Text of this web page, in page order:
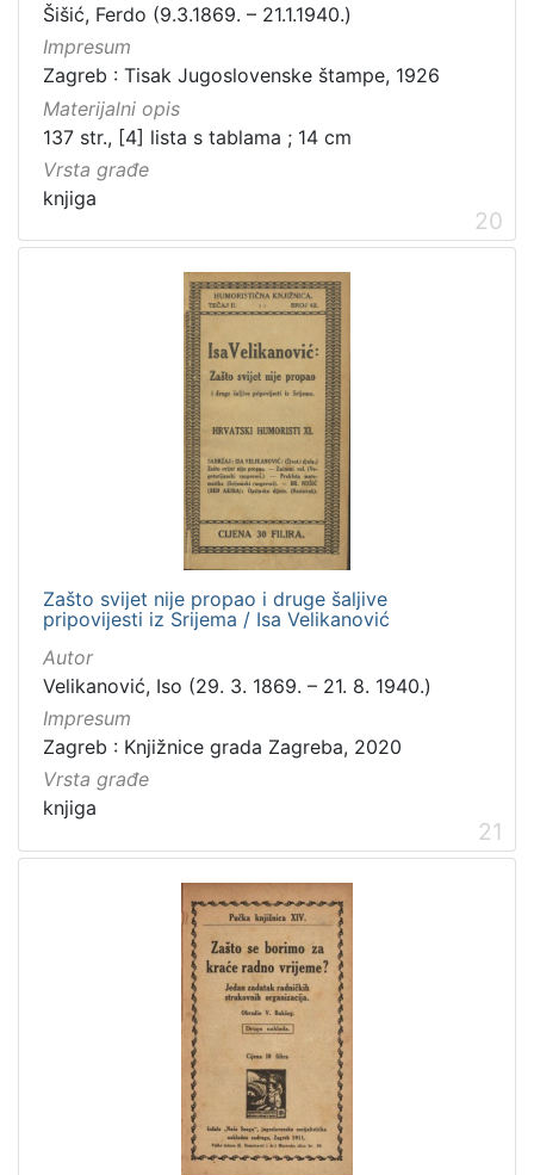
Šišić, Ferdo (9.3.1869. – 21.1.1940.)
Impresum
Zagreb : Tisak Jugoslovenske štampe, 1926
Materijalni opis
137 str., [4] lista s tablama ; 14 cm
Vrsta građe
knjiga
20
Zašto svijet nije propao i druge šaljive
pripovijesti iz Srijema / Isa Velikanović
Autor
Velikanović, Iso (29. 3. 1869. – 21. 8. 1940.)
Impresum
Zagreb : Knjižnice grada Zagreba, 2020
Vrsta građe
knjiga
21